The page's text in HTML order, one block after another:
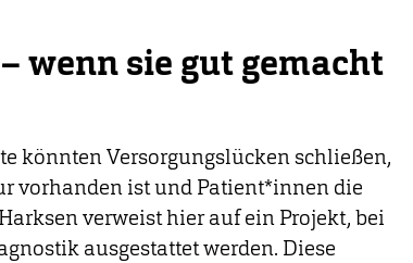
wenn sie gut gemacht
könnten Versorgungslücken schließen,
vorhanden ist und Patient*innen die
verweist hier auf ein Projekt, bei
ausgestattet werden. Diese